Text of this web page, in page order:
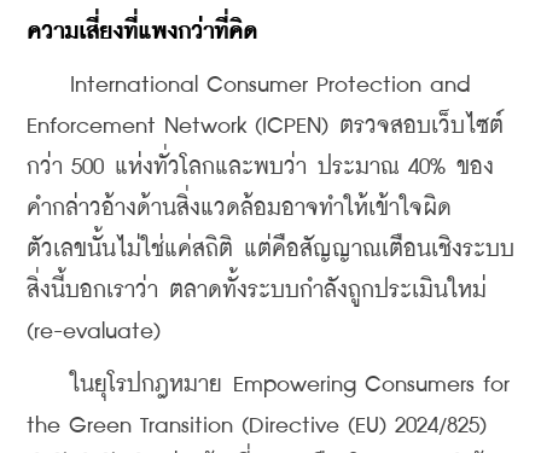
ความเสี่ยงที่แพงกว่าที่คิด
International Consumer Protection and
Enforcement Network (ICPEN) ตรวจสอบเว็บไซต์
กว่า 500 แห่งทั่วโลกและพบว่า ประมาณ 40% ของ
คำกล่าวอ้างด้านสิ่งแวดล้อมอาจทำให้เข้าใจผิด
ตัวเลขนั้นไม่ใช่แค่สถิติ แต่คือสัญญาณเตือนเชิงระบบ
สิ่งนี้บอกเราว่า ตลาดทั้งระบบกำลังถูกประเมินใหม่
(re-evaluate)
ในยุโรปกฎหมาย Empowering Consumers for
the Green Transition (Directive (EU) 2024/825)